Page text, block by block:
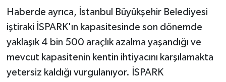
Haberde ayrıca, İstanbul Büyükşehir Belediyesi
iştiraki İSPARK'ın kapasitesinde son dönemde
yaklaşık 4 bin 500 araçlık azalma yaşandığı ve
mevcut kapasitenin kentin ihtiyacını karşılamakta
yetersiz kaldığı vurgulanıyor. İSPARK